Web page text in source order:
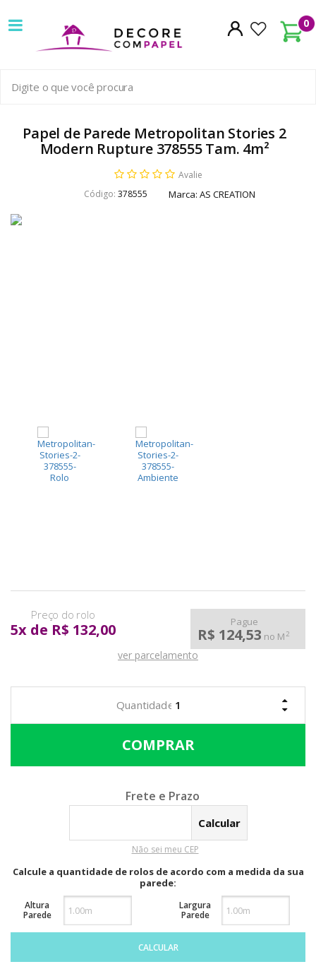
0
Decore
com
papel
pioneira
em
venda
Papel de Parede Metropolitan Stories 2
Modern Rupture 378555 Tam. 4m²
Avalie
Código: 378555 Marca: AS CREATION
5x de R$ 132,00 Pague
R$ 124,53 no M2
ver parcelamento
Calcular o Frete
Não sei meu CEP
Calcule a quantidade de rolos de acordo com a medida da sua
parede:
Altura
Parede
Largura
Parede
CALCULAR